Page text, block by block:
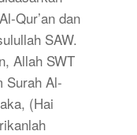
Qur’an dan
SAW.
Allah SWT
Surah Al-
(Hai